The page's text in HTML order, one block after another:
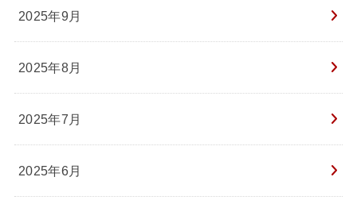
2025年9月
2025年8月
2025年7月
2025年6月